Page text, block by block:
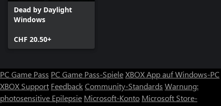
Dead by Daylight
Windows
CHF 20.50+
PC Game Pass PC Game Pass-SpieleXBOX App auf Windows-PC
XBOX Support FeedbackCommunity-Standards Warnung:
photosensitive Epilepsie Microsoft-Konto Microsoft Store-